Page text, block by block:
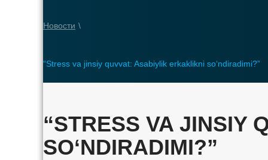
Новости \
“Stress va jinsiy quvvat: Asabiylik erkaklikni so‘ndiradimi?”
“STRESS VA JINSIY
SO‘NDIRADIMI?”